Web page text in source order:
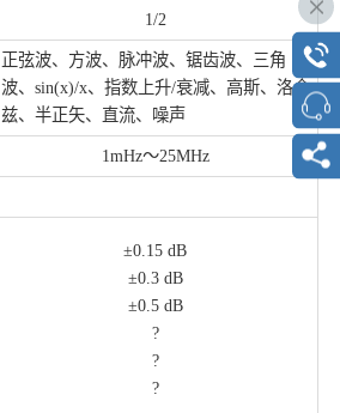
1/2
正弦波、方波、脉冲波、锯齿波、三角
波、sin(x)/x、指数上升/衰减、高斯、洛仑
兹、半正矢、直流、噪声
1mHz～25MHz
±0.15 dB
±0.3 dB
±0.5 dB
?
?
?